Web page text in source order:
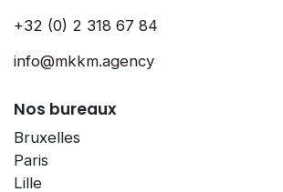
+32 (0) 2 318 67 84
info@mkkm.agency
Nos bureaux
Bruxelles
Paris
Lille